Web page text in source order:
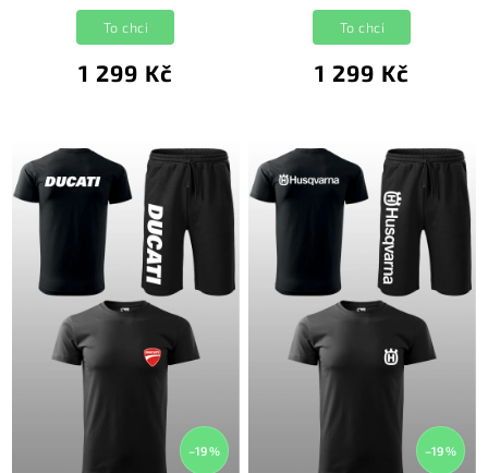
1 299 Kč
To chci
1 299 Kč
To chci
–19 % –19 %